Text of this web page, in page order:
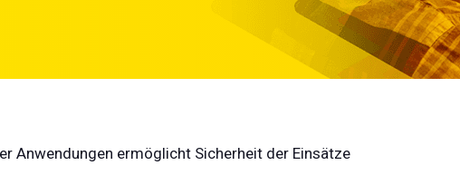
Anwendungen ermöglicht Sicherheit der Einsätze